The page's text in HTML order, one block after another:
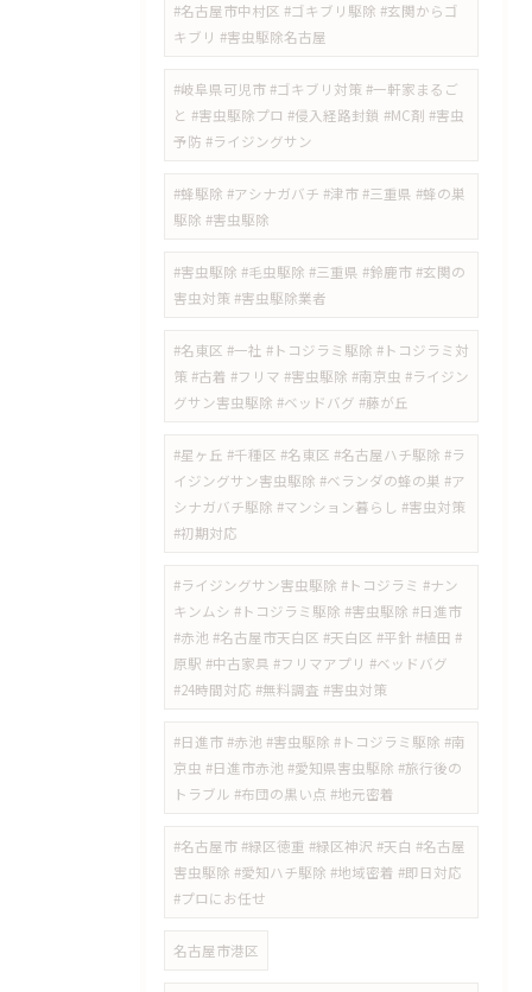
#名古屋市中村区 #ゴキブリ駆除 #玄関からゴ
キブリ #害虫駆除名古屋
#岐阜県可児市 #ゴキブリ対策 #一軒家まるご
と #害虫駆除プロ #侵入経路封鎖 #MC剤 #害虫
予防 #ライジングサン
#蜂駆除 #アシナガバチ #津市 #三重県 #蜂の巣
駆除 #害虫駆除
#害虫駆除 #毛虫駆除 #三重県 #鈴鹿市 #玄関の
害虫対策 #害虫駆除業者
#名東区 #一社 #トコジラミ駆除 #トコジラミ対
策 #古着 #フリマ #害虫駆除 #南京虫 #ライジン
グサン害虫駆除 #ベッドバグ #藤が丘
#星ヶ丘 #千種区 #名東区 #名古屋ハチ駆除 #ラ
イジングサン害虫駆除 #ベランダの蜂の巣 #ア
シナガバチ駆除 #マンション暮らし #害虫対策
#初期対応
#ライジングサン害虫駆除 #トコジラミ #ナン
キンムシ #トコジラミ駆除 #害虫駆除 #日進市
#赤池 #名古屋市天白区 #天白区 #平針 #植田 #
原駅 #中古家具 #フリマアプリ #ベッドバグ
#24時間対応 #無料調査 #害虫対策
​#日進市 #赤池 #害虫駆除 #トコジラミ駆除 #南
京虫 #日進市赤池 #愛知県害虫駆除 #旅行後の
トラブル #布団の黒い点 #地元密着
#名古屋市 #緑区徳重 #緑区神沢 #天白 #名古屋
害虫駆除 #愛知ハチ駆除 #地域密着 #即日対応
#プロにお任せ
名古屋市港区